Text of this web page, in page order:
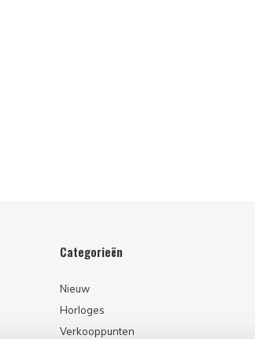
Categorieën
Nieuw
Horloges
Verkooppunten